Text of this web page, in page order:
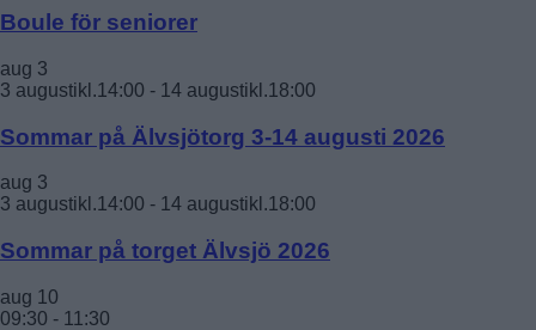
Boule för seniorer
aug 3
3 augustikl.14:00 - 14 augustikl.18:00
Sommar på Älvsjötorg 3-14 augusti 2026
aug 3
3 augustikl.14:00 - 14 augustikl.18:00
Sommar på torget Älvsjö 2026
aug 10
09:30 - 11:30